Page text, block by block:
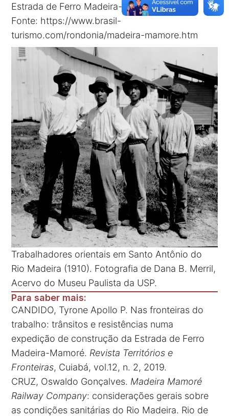
Estrada de Ferro Madeira-Mamoré.
Fonte: https://www.brasil-
turismo.com/rondonia/madeira-mamore.htm
Trabalhadores orientais em Santo Antônio do
Rio Madeira (1910). Fotografia de Dana B. Merril,
Acervo do Museu Paulista da USP.
Para saber mais:
CANDIDO, Tyrone Apollo P. Nas fronteiras do
trabalho: trânsitos e resistências numa
expedição de construção da Estrada de Ferro
Madeira-Mamoré. Revista Territórios e
Fronteiras, Cuiabá, vol.12, n. 2, 2019.
CRUZ, Oswaldo Gonçalves. Madeira Mamoré
Railway Company: considerações gerais sobre
as condições sanitárias do Rio Madeira. Rio de